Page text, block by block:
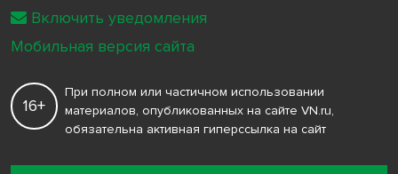
16+
При полном или частичном использовании
материалов, опубликованных на сайте VN.ru,
обязательна активная гиперссылка на сайт
Включить уведомления
Мобильная версия сайта